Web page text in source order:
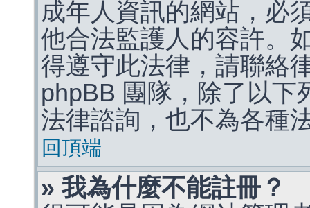
成年人資訊的網站，必
他合法監護人的容許。
得遵守此法律，請聯絡
phpBB 團隊，除了以下
法律諮詢，也不為各種
回頂端
» 我為什麼不能註冊？